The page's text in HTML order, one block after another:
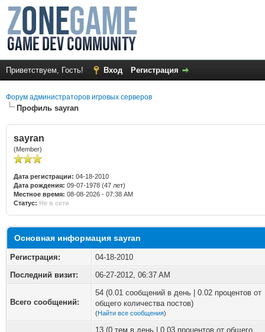
Приветствуем, Гость! Вход Регистрация
Форум администраторов игровых серверов
Профиль sayran
sayran
(Member)
Дата регистрации: 04-18-2010
Дата рождения: 09-07-1978 (47 лет)
Местное время: 08-08-2026 - 07:38 AM
Статус: Не в сети
Основная информация sayran
Регистрация:
04-18-2010
Последний визит:
06-27-2012, 06:37 AM
Всего сообщений:
54 (0.01 сообщений в день | 0.02 процентов от
общего количества постов)
(Найти все сообщения)
13 (0 тем в день | 0.03 процентов от общего